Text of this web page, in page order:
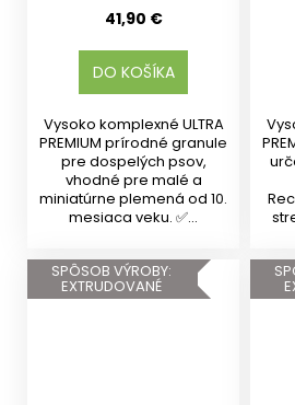
41,90 €
DO KOŠÍKA
Vysoko komplexné ULTRA
PREMIUM prírodné granule
pre dospelých psov,
vhodné pre malé a
miniatúrne plemená od 10.
mesiaca veku. ✅...
SPÔSOB VÝROBY:
EXTRUDOVANÉ